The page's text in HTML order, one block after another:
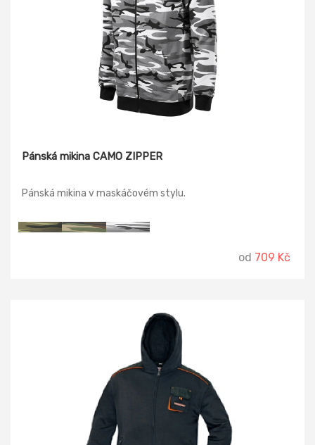
Pánská mikina CAMO ZIPPER
Pánská mikina v maskáčovém stylu.
od 709 Kč